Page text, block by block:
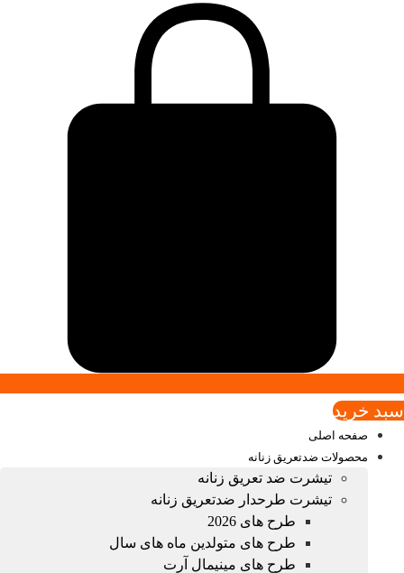
سبد خريد
صفحه اصلی
محصولات ضدتعریق زنانه
تیشرت ضد تعریق زنانه
تیشرت طرحدار ضدتعریق زنانه
طرح های 2026
طرح های متولدین ماه های سال
طرح های مینیمال آرت